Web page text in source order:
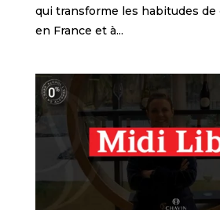
qui transforme les habitudes
en France et à...